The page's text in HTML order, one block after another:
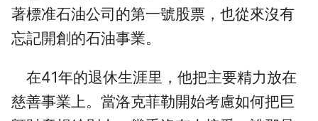
著標准石油公司的第一號股票，也從來沒有
忘記開創的石油事業。
在41年的退休生涯里，他把主要精力放在
慈善事業上。當洛克菲勒開始考慮如何把巨